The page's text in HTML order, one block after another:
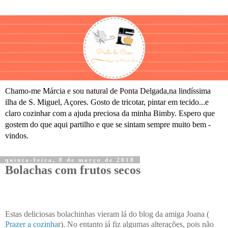
Chamo-me Márcia e sou natural de Ponta Delgada,na lindíssima
ilha de S. Miguel, Açores. Gosto de tricotar, pintar em tecido...e
claro cozinhar com a ajuda preciosa da minha Bimby. Espero que
gostem do que aqui partilho e que se sintam sempre muito bem -
vindos.
quinta-feira, 8 de março de 2018
Bolachas com frutos secos
Estas deliciosas bolachinhas vieram lá do blog da amiga Joana (
Prazer a cozinhar). No entanto já fiz algumas alterações, pois não